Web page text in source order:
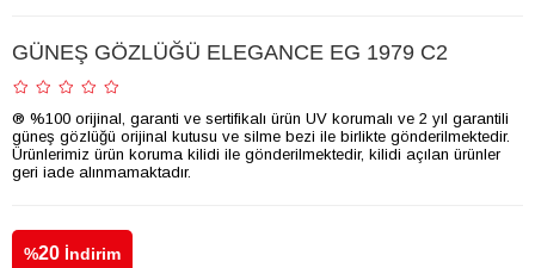
GÜNEŞ GÖZLÜĞÜ ELEGANCE EG 1979 C2
® %100 orijinal, garanti ve sertifikalı ürün UV korumalı ve 2 yıl garantili
güneş gözlüğü orijinal kutusu ve silme bezi ile birlikte gönderilmektedir.
Ürünlerimiz ürün koruma kilidi ile gönderilmektedir, kilidi açılan ürünler
geri iade alınmamaktadır.
%20 İndirim